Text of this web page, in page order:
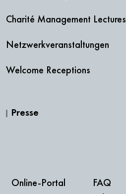
Charité Management Lectures
Netzwerkveranstaltungen
Welcome Receptions
Presse
Online-Portal FAQ